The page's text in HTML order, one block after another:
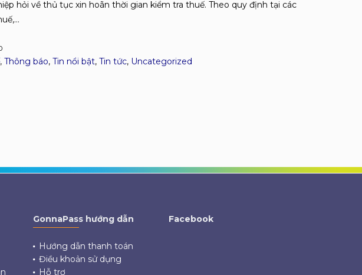
hỏi về thủ tục xin hoãn thời gian kiểm tra thuế. Theo quy định tại các
, Thông báo, Tin nổi bật, Tin tức, Uncategorized
GonnaPass hướng dẫn
Hướng dẫn thanh toán
Điều khoản sử dụng
Hỗ trợ
Facebook